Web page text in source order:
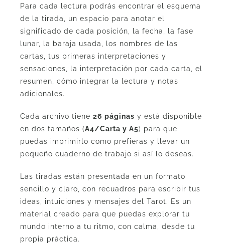
Para cada lectura podrás encontrar el esquema
de la tirada, un espacio para anotar el
significado de cada posición, la fecha, la fase
lunar, la baraja usada, los nombres de las
cartas, tus primeras interpretaciones y
sensaciones, la interpretación por cada carta, el
resumen, cómo integrar la lectura y notas
adicionales.
Cada archivo tiene 26 páginas y está disponible
en dos tamaños (A4/Carta y A5) para que
puedas imprimirlo como prefieras y llevar un
pequeño cuaderno de trabajo si así lo deseas.
Las tiradas están presentada en un formato
sencillo y claro, con recuadros para escribir tus
ideas, intuiciones y mensajes del Tarot. Es un
material creado para que puedas explorar tu
mundo interno a tu ritmo, con calma, desde tu
propia práctica.